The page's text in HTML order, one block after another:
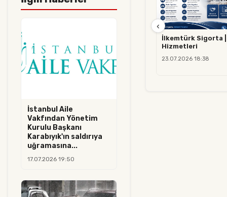
İstanbul Aile
Vakfından Yönetim
Kurulu Başkanı
Karabıyık'ın saldırıya
uğramasına...
17.07.2026 19:50
İlkemtürk Sigorta |
Hizmetleri
23.07.2026 18:38
‹